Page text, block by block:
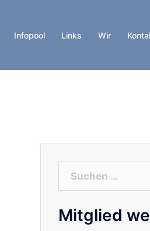
Infopool Links Wir
nach:
Mitglied